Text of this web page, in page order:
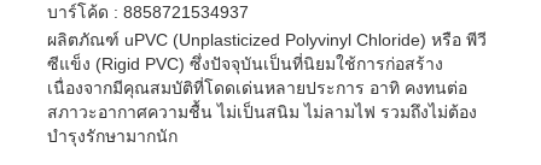
บาร์โค้ด : 8858721534937
ผลิตภัณฑ์ uPVC (Unplasticized Polyvinyl Chloride) หรือ พีวี
ซีแข็ง (Rigid PVC) ซึ่งปัจจุบันเป็นที่นิยมใช้การก่อสร้าง
เนื่องจากมีคุณสมบัติที่โดดเด่นหลายประการ อาทิ คงทนต่อ
สภาวะอากาศความชื้น ไม่เป็นสนิม ไม่ลามไฟ รวมถึงไม่ต้อง
บำรุงรักษามากนัก